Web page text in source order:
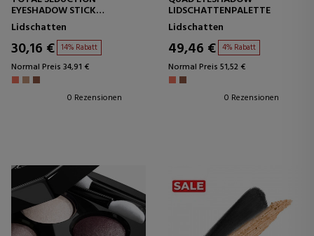
EYESHADOW STICK
CREME-LIDSCHATTEN
Lidschatten
30,16 € 14% Rabatt
Normal Preis 34,91 €
0 Rezensionen
LIDSCHATTENPALETTE
Lidschatten
49,46 € 4% Rabatt
Normal Preis 51,52 €
0 Rezensionen